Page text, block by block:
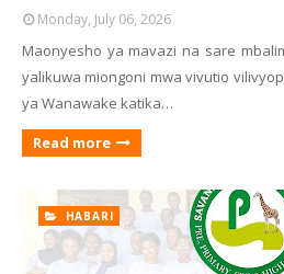
Monday, July 06, 2026
Maonyesho ya mavazi na sare
yalikuwa miongoni mwa vivutio
ya Wanawake katika…
Read more
HABARI